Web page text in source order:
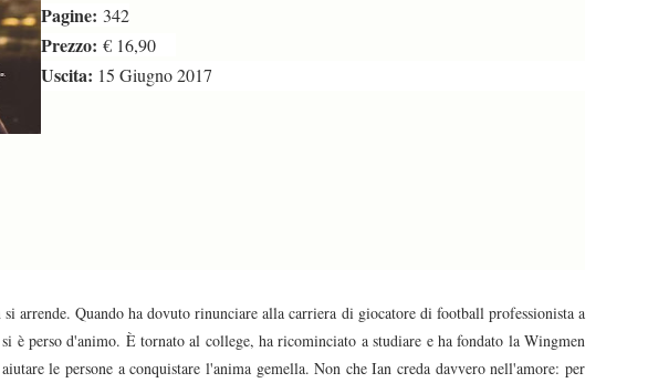
Pagine: 342
Prezzo: € 16,90
Uscita: 15 Giugno 2017
arrende. Quando ha dovuto rinunciare alla carriera di giocatore di football professionista a
è perso d'animo. È tornato al college, ha ricominciato a studiare e ha fondato la Wingmen
le persone a conquistare l'anima gemella. Non che Ian creda davvero nell'amore: per